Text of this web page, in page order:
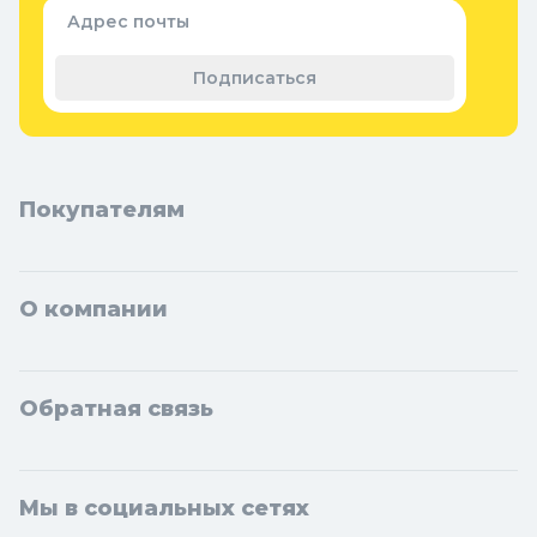
Теплицы, парники и укрывной
Адрес почты
Подписаться
Покупателям
О компании
Обратная связь
Мы в социальных сетях